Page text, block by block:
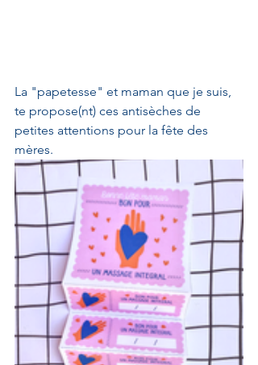
La "papetesse" et maman que je suis,
te propose(nt) ces antisèches de
petites attentions pour la fête des
mères.